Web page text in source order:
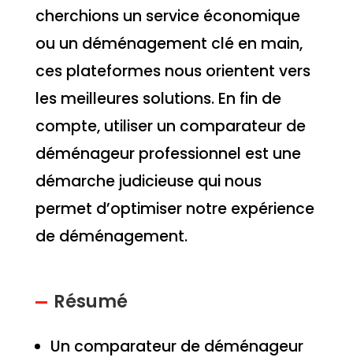
cherchions un service économique
ou un déménagement clé en main,
ces plateformes nous orientent vers
les meilleures solutions. En fin de
compte, utiliser un comparateur de
déménageur professionnel est une
démarche judicieuse qui nous
permet d’optimiser notre expérience
de déménagement.
Résumé
Un comparateur de déménageur